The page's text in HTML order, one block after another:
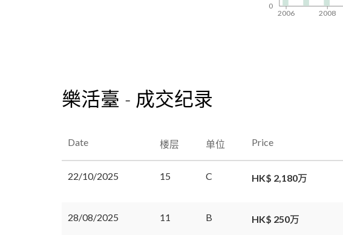
2006 2008
0
樂活臺 - 成交纪录
Date 楼层 单位 Price
22/10/2025 15 C HK$ 2,180万
28/08/2025 11 B HK$ 250万